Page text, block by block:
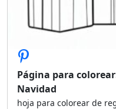
Página para
Navidad
hoja para colorear de